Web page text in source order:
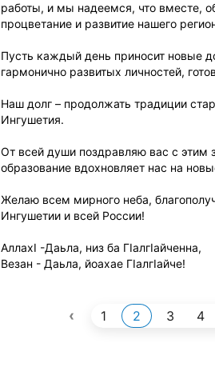
работы, и мы надеемся, что вместе,
процветание и развитие нашего
Пусть каждый день приносит новые
гармонично развитых личностей,
Наш долг – продолжать традиции
Ингушетия.
От всей души поздравляю вас с этим
образование вдохновляет нас на
Желаю всем мирного неба,
Ингушетии и всей России!
АллахI -Даьла, низ ба Гӏалгӏайченна,
Везан - Даьла, йоахае Гӏалгӏайче!
‹ 1 2 3 4